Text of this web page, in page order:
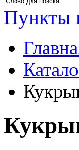
Пункты